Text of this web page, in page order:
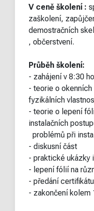
V ceně školení :
zaškolení,
demostračních
, občerstvení.
Průběh školení:
- zahájení v 8:30
- teorie o
fyzikálních
- teorie o lepení
instalačních
problémů při
- diskusní část
- praktické ukázky
- lepení fólií na
- předání certifikátu
- zakončení kolem